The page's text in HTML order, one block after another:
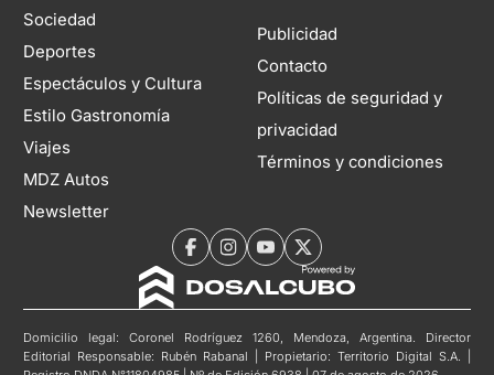
Sociedad
Deportes
Espectáculos y Cultura
Estilo Gastronomía
Viajes
MDZ Autos
Newsletter
Publicidad
Contacto
Políticas de seguridad y
privacidad
Términos y condiciones
Domicilio legal: Coronel Rodríguez 1260, Mendoza, Argentina. Director
Editorial Responsable: Rubén Rabanal | Propietario: Territorio Digital S.A. |